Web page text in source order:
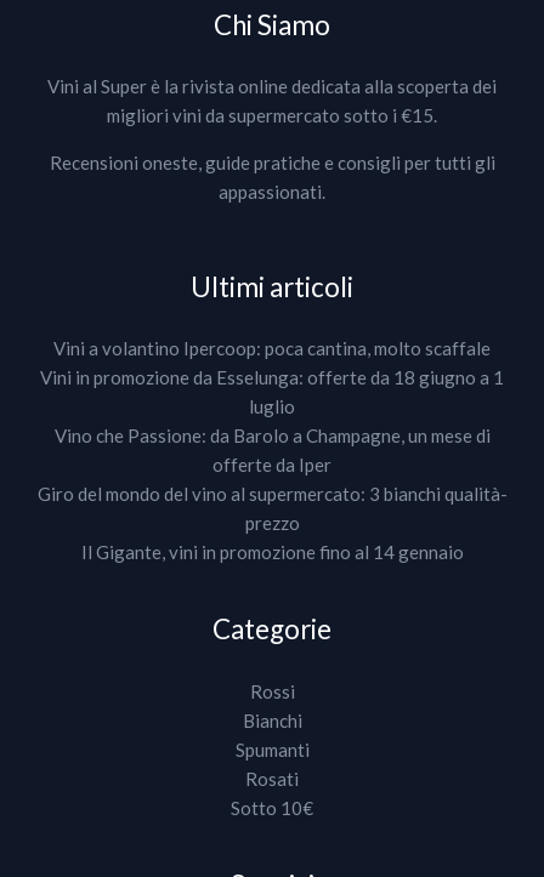
Chi Siamo
Vini al Super è la rivista online dedicata alla scoperta dei
migliori vini da supermercato sotto i €15.
Recensioni oneste, guide pratiche e consigli per tutti gli
appassionati.
Ultimi articoli
Vini a volantino Ipercoop: poca cantina, molto scaffale
Vini in promozione da Esselunga: offerte da 18 giugno a 1
luglio
Vino che Passione: da Barolo a Champagne, un mese di
offerte da Iper
Giro del mondo del vino al supermercato: 3 bianchi qualità-
prezzo
Il Gigante, vini in promozione fino al 14 gennaio
Categorie
Rossi
Bianchi
Spumanti
Rosati
Sotto 10€